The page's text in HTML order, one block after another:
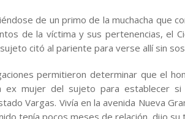
de un primo de la muchacha que
de la víctima y sus pertenencias, el
citó al pariente para verse allí sin
permitieron determinar que el
ex mujer del sujeto para establecer si
Vargas. Vivía en la avenida Nueva
tenía pocos meses de relación, dijo su